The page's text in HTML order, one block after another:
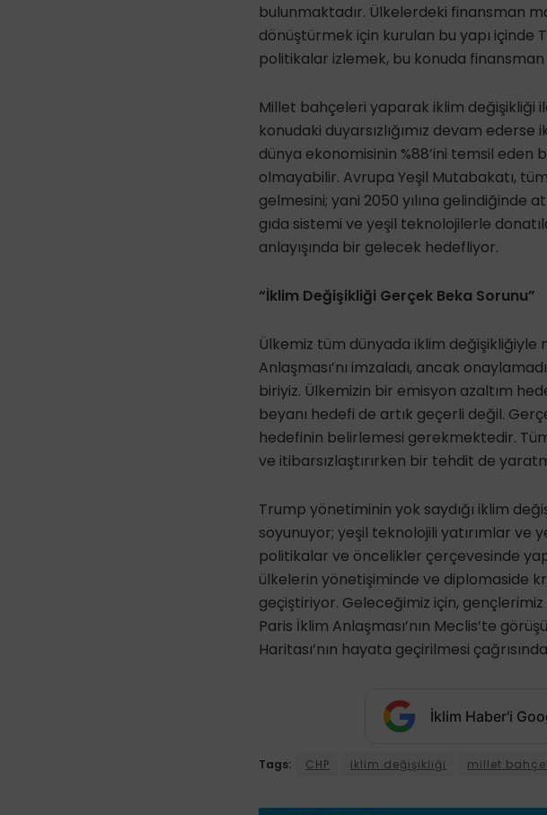
bulunmaktadır. Ülkelerdeki finansman
dönüştürmek için kurulan bu yapı içinde
politikalar izlemek, bu konuda
Millet bahçeleri yaparak iklim değişikliği
konudaki duyarsızlığımız devam
dünya ekonomisinin %88’ini temsil
olmayabilir. Avrupa Yeşil Mutabakatı,
gelmesini; yani 2050 yılına gelindiğinde
gıda sistemi ve yeşil teknolojilerle
anlayışında bir gelecek hedefliyor.
“İklim Değişikliği Gerçek Beka Sorunu”
Ülkemiz tüm dünyada iklim değişikliğiyle
Anlaşması’nı imzaladı, ancak
biriyiz. Ülkemizin bir emisyon azaltım
beyanı hedefi de artık geçerli değil.
hedefinin belirlemesi gerekmektedir.
ve itibarsızlaştırırken bir tehdit de
Trump yönetiminin yok saydığı iklim
soyunuyor; yeşil teknolojili yatırımlar ve
politikalar ve öncelikler çerçevesinde
ülkelerin yönetişiminde ve diplomaside
geçiştiriyor. Geleceğimiz için,
Paris İklim Anlaşması’nın Meclis’te
Haritası’nın hayata geçirilmesi
İklim Haber'i
Tags: CHP iklim değişikliği millet